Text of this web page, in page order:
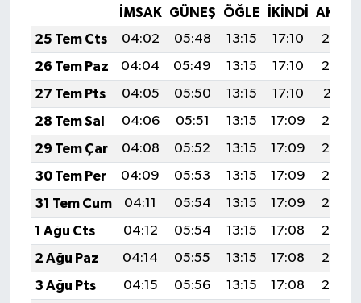
İMSAK GÜNEŞ ÖĞLE İKINDI
25 Tem Cts
04:02 05:48 13:15 17:10
20:33
26 Tem Paz
04:04 05:49 13:15 17:10
20:32
27 Tem Pts
04:05 05:50 13:15 17:10
20:31
28 Tem Sal
04:06 05:51 13:15 17:09
20:30
29 Tem Çar
04:08 05:52 13:15 17:09
20:29
30 Tem Per
04:09 05:53 13:15 17:09
20:28
31 Tem Cum
04:11 05:54 13:15 17:09
20:27
1 Ağu Cts
04:12 05:54 13:15 17:08
20:26
2 Ağu Paz
04:14 05:55 13:15 17:08
20:25
3 Ağu Pts
04:15 05:56 13:15 17:08
20:24